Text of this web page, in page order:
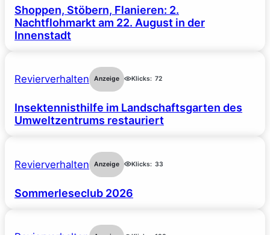
Shoppen, Stöbern, Flanieren: 2.
Nachtflohmarkt am 22. August in der
Innenstadt
Revierverhalten Anzeige Klicks: 72
Insektennisthilfe im Landschaftsgarten des
Umweltzentrums restauriert
Revierverhalten Anzeige Klicks: 33
Sommerleseclub 2026